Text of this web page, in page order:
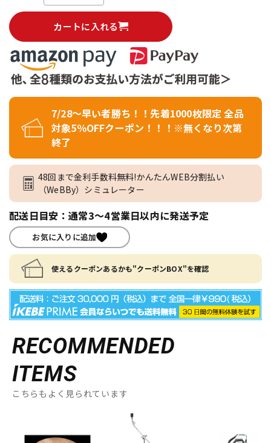
カートに入れる
7/28～早い者勝ち！！先着1000枚限定 全品
対象5％OFFクーポン！！！※無くなり次第
終了
48回まで金利手数料無料!かんたんWEB分割払い
（WeBBy）シミュレーター
配送日目安：通常3～4営業日以内に発送予定
お気に入りに追加
使えるクーポンあるかも"クーポンBOX"を確認
RECOMMENDED
ITEMS
こちらもよく見られています